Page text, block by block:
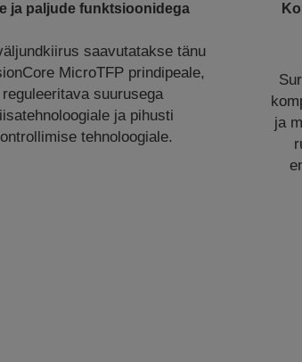
ja paljude funktsioonidega
saavutatakse tänu
MicroTFP prindipeale,
reguleeritava suurusega
ja pihusti
tehnoloogiale.
ja